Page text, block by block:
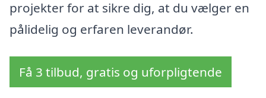
projekter for at sikre dig, at du vælger en
pålidelig og erfaren leverandør.
Få 3 tilbud, gratis og uforpligtende